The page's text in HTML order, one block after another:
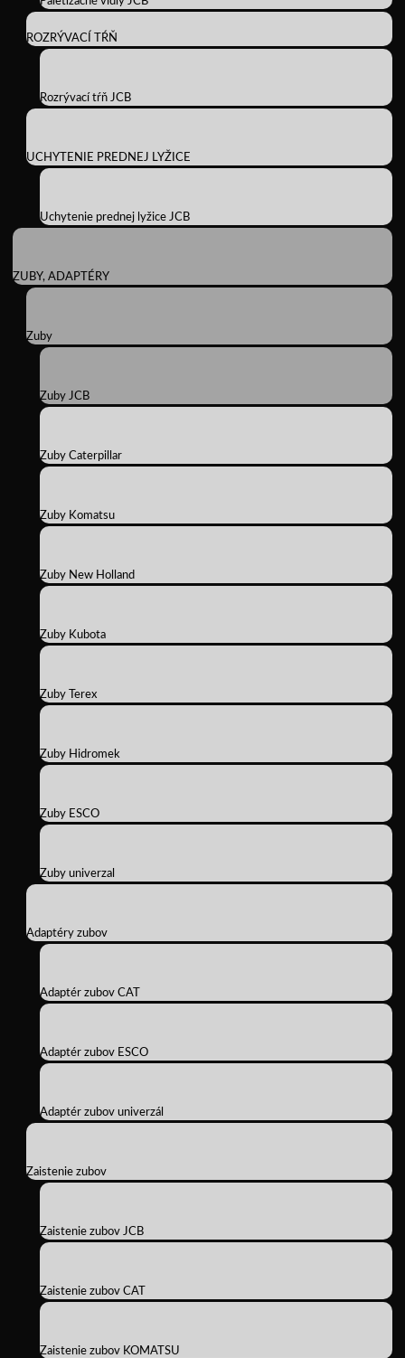
ROZRÝVACÍ TŔŇ
Rozrývací tŕň JCB
UCHYTENIE PREDNEJ LYŽICE
Uchytenie prednej lyžice JCB
ZUBY, ADAPTÉRY
Zuby
Zuby JCB
Zuby Caterpillar
Zuby Komatsu
Zuby New Holland
Zuby Kubota
Zuby Terex
Zuby Hidromek
Zuby ESCO
Zuby univerzal
Adaptéry zubov
Adaptér zubov CAT
Adaptér zubov ESCO
Adaptér zubov univerzál
Zaistenie zubov
Zaistenie zubov JCB
Zaistenie zubov CAT
Zaistenie zubov KOMATSU